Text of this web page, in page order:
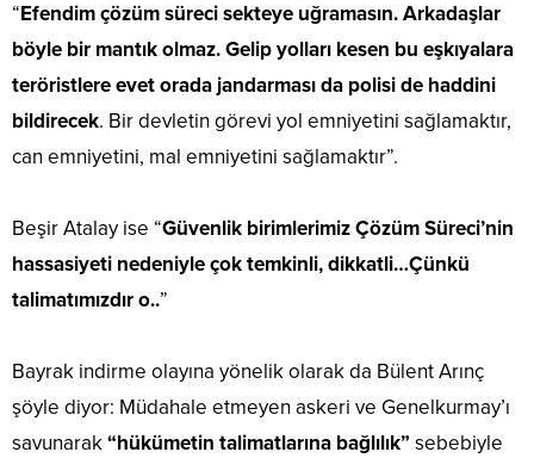
“Efendim çözüm süreci sekteye uğramasın. Arkadaşlar
böyle bir mantık olmaz. Gelip yolları kesen bu eşkıyalara
teröristlere evet orada jandarması da polisi de haddini
bildirecek. Bir devletin görevi yol emniyetini sağlamaktır,
can emniyetini, mal emniyetini sağlamaktır”.
Beşir Atalay ise “Güvenlik birimlerimiz Çözüm Süreci’nin
hassasiyeti nedeniyle çok temkinli, dikkatli…Çünkü
talimatımızdır o..”
Bayrak indirme olayına yönelik olarak da Bülent Arınç
şöyle diyor: Müdahale etmeyen askeri ve Genelkurmay’ı
savunarak“hükümetin talimatlarına bağlılık” sebebiyle